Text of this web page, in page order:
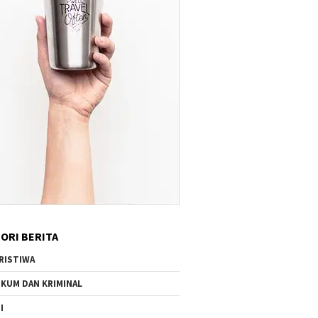
BERITA
DAN KRIMINAL